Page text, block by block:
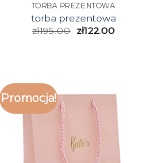
TORBA PREZENTOWA
torba prezentowa
zł195.00 zł122.00
Promocja!